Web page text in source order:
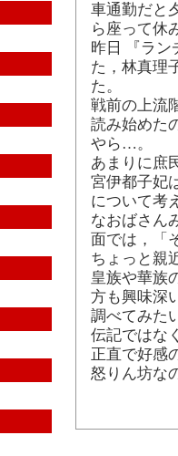
車通勤だと
ら座って休
昨日 『ラン
た，林真理
た。
戦前の上流
読み始めた
やら…。
あまりに庶
宮伊都子妃
について考
なおばさん
面では，「
ちょっと親
皇族や華族
方も興味深
調べてみた
伝記ではな
正直で好感
怒りん坊な